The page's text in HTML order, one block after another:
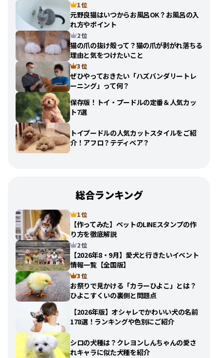
1 位
元野良猫はいつからお風呂OK？お風呂の入
れ方やポイント
2 位
猫の爪の抜け殻って？猫の爪が剥がれ落ちる
理由と気をつけたいこと
3 位
ぜひやっておきたい「ハズバンダリートレ
ーニング」って何？
保存版！トイ・プードルの定番＆人気カッ
ト7選
トイプードルの人気カットスタイルをご紹
介！アフロ？テディベア？
総合ランキング
1 位
【作ってみた】ペットのLINEスタンプの作
り方を徹底解説
2 位
【2026年8・9月】愛犬と行きたいイベント
情報一覧【全国版】
3 位
お祭りで見かける「カラーひよこ」とは？
ひよこすくいの裏側と問題点
【2026年版】オシャレでかわいい犬の名前
178選！ランキングや色別にご紹介
シロの犬種は？クレヨンしんちゃんの愛さ
れキャラに似た犬種を紹介